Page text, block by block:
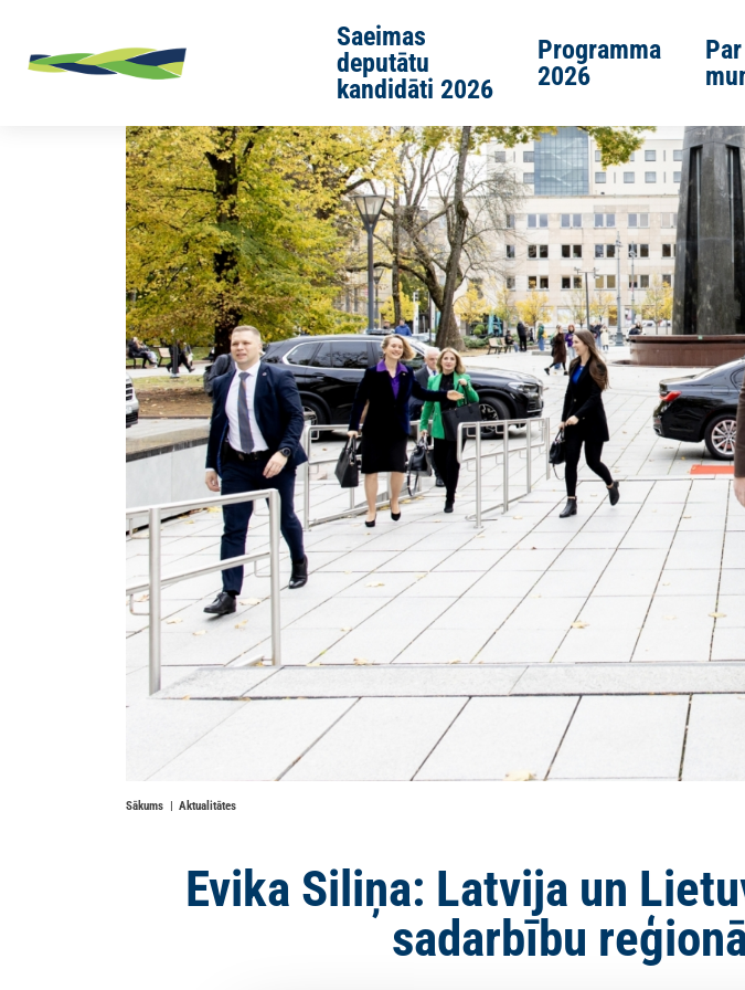
Saeimas
deputātu
kandidāti 2026
Programma
2026
Par
Sākums Aktualitātes
Evika Siliņa: Latvija un
sadarbību